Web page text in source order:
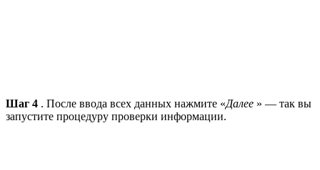
Шаг 4 . После ввода всех данных нажмите «Далее » — так вы
запустите процедуру проверки информации.